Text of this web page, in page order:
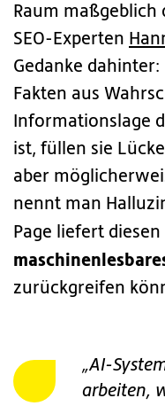
Raum
SEO-Experten
Gedanke
Fakten aus
Informationslage
ist, füllen sie
aber
nennt man
Page liefert
zurückgreifen
„AI-
arbeiten,